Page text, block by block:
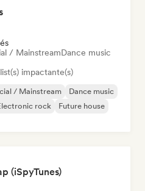
/ MainstreamDance music
impactante(s)
/ Mainstream
Dance music
rock
Future house
(iSpyTunes)